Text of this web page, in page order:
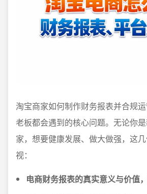
淘宝商家如何制作财务报表并合规
老板都会遇到的核心问题。无论你
家，想要健康发展、做大做强，这
视：
电商财务报表的真实意义与价值